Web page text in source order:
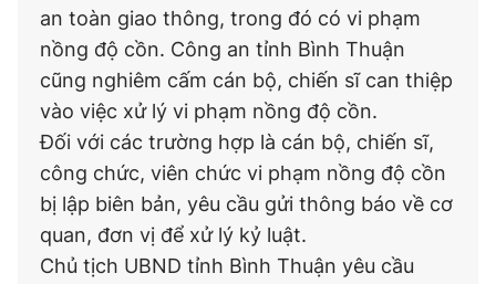
an toàn giao thông, trong đó có vi phạm
nồng độ cồn. Công an tỉnh Bình Thuận
cũng nghiêm cấm cán bộ, chiến sĩ can thiệp
vào việc xử lý vi phạm nồng độ cồn.
Đối với các trường hợp là cán bộ, chiến sĩ,
công chức, viên chức vi phạm nồng độ cồn
bị lập biên bản, yêu cầu gửi thông báo về cơ
quan, đơn vị để xử lý kỷ luật.
Chủ tịch UBND tỉnh Bình Thuận yêu cầu